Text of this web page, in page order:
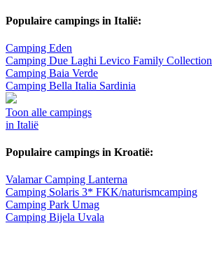
Populaire campings in Italië:
Camping Eden
Camping Due Laghi Levico Family Collection
Camping Baia Verde
Camping Bella Italia Sardinia
Toon alle campings
in Italië
Populaire campings in Kroatië:
Valamar Camping Lanterna
Camping Solaris 3* FKK/naturismcamping
Camping Park Umag
Camping Bijela Uvala